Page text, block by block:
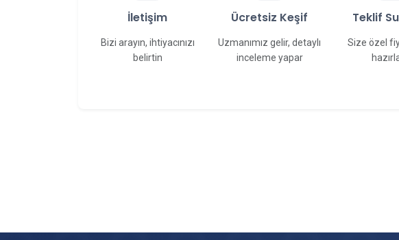
İletişim
Bizi arayın, ihtiyacınızı
belirtin
Ücretsiz Keşif
Uzmanımız gelir, detaylı
inceleme yapar
Teklif
Size özel